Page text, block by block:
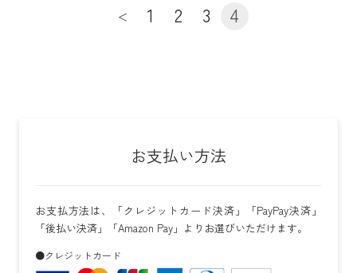
＜ 1 2 3 4
お支払い方法
お支払方法は、「クレジットカード決済」「PayPay決済」
「後払い決済」「Amazon Pay」よりお選びいただけます。
●クレジットカード